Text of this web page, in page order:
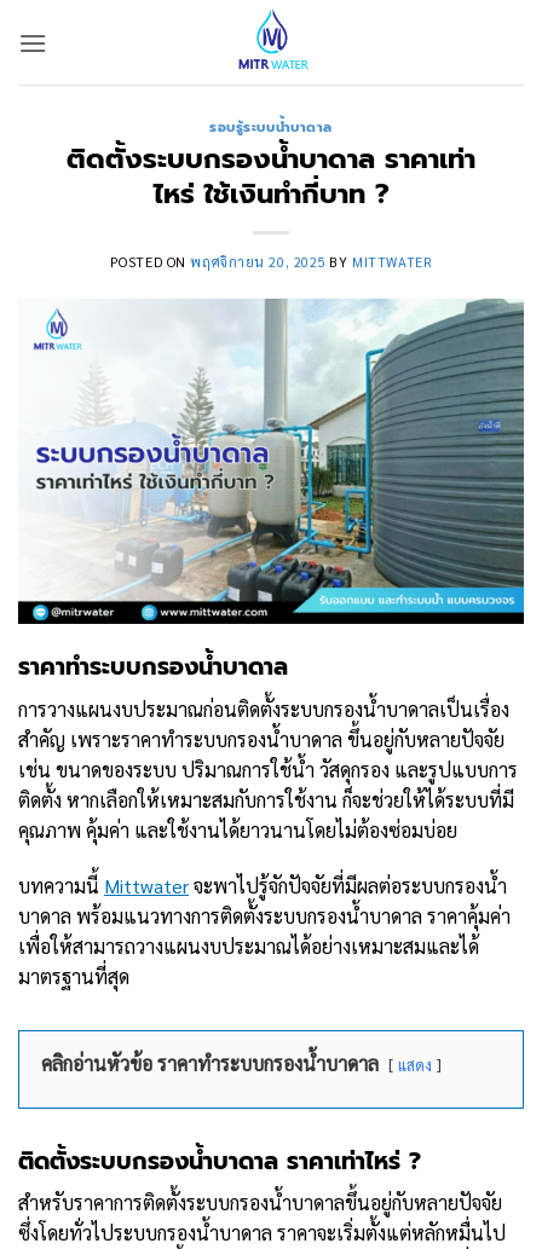
รอบรู้ระบบน้ำบาดาล
ติดตั้งระบบกรองน้ำบาดาล ราคาเท่า
ไหร่ ใช้เงินทำกี่บาท ?
POSTED ONพฤศจิกายน 20, 2025 BY MITTWATER
ราคาทำระบบกรองน้ำบาดาล
การวางแผนงบประมาณก่อนติดตั้งระบบกรองน้ำบาดาลเป็นเรื่อง
สำคัญ เพราะราคาทำระบบกรองน้ำบาดาล ขึ้นอยู่กับหลายปัจจัย
เช่น ขนาดของระบบ ปริมาณการใช้น้ำ วัสดุกรอง และรูปแบบการ
ติดตั้ง หากเลือกให้เหมาะสมกับการใช้งาน ก็จะช่วยให้ได้ระบบที่มี
คุณภาพ คุ้มค่า และใช้งานได้ยาวนานโดยไม่ต้องซ่อมบ่อย
บทความนี้ Mittwaterจะพาไปรู้จักปัจจัยที่มีผลต่อระบบกรองน้ำ
บาดาล พร้อมแนวทางการติดตั้งระบบกรองน้ำบาดาล ราคาคุ้มค่า
เพื่อให้สามารถวางแผนงบประมาณได้อย่างเหมาะสมและได้
มาตรฐานที่สุด
คลิกอ่านหัวข้อ ราคาทำระบบกรองน้ำบาดาล แสดง
ติดตั้งระบบกรองน้ำบาดาล ราคาเท่าไหร่ ?
สำหรับราคาการติดตั้งระบบกรองน้ำบาดาลขึ้นอยู่กับหลายปัจจัย
ซึ่งโดยทั่วไประบบกรองน้ำบาดาล ราคาจะเริ่มตั้งแต่หลักหมื่นไป